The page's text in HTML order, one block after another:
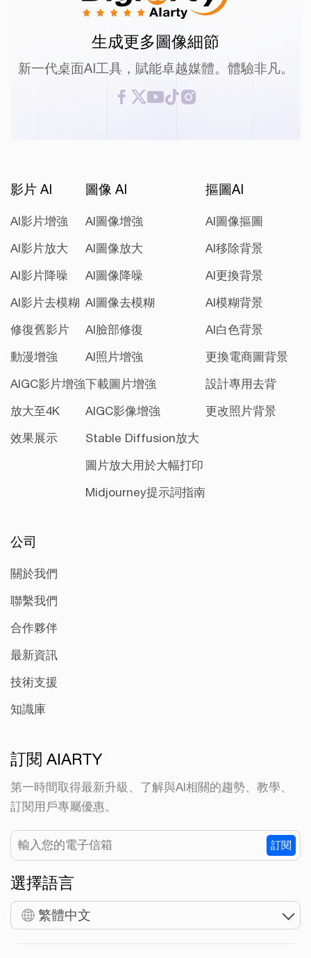
生成更多圖像細節
新一代桌面AI工具，賦能卓越媒體。體驗非凡。
影片 AI
AI影片增強
AI影片放大
AI影片降噪
AI影片去模糊
修復舊影片
動漫增強
AIGC影片增強
放大至4K
效果展示
圖像 AI
AI圖像增強
AI圖像放大
AI圖像降噪
AI圖像去模糊
AI臉部修復
AI照片增強
下載圖片增強
AIGC影像增強
Stable Diffusion放大
圖片放大用於大幅打印
Midjourney提示詞指南
摳圖AI
AI圖像摳圖
AI移除背景
AI更換背景
AI模糊背景
AI白色背景
更換電商圖背景
設計專用去背
更改照片背景
公司
關於我們
聯繫我們
合作夥伴
最新資訊
技術支援
知識庫
訂閱 AIARTY
第一時間取得最新升級、了解與AI相關的趨勢、教學、
訂閱用戶專屬優惠。
訂閱
選擇語言
繁體中文